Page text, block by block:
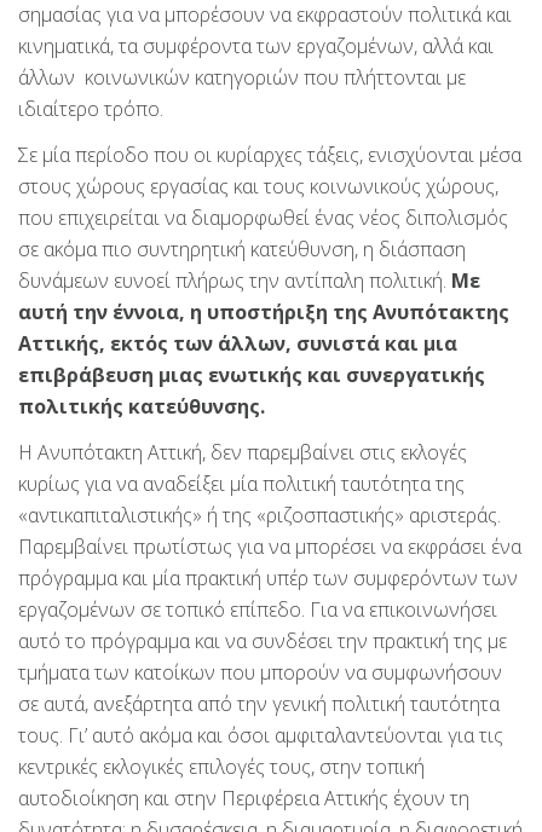
σημασίας για να μπορέσουν να εκφραστούν πολιτικά και
κινηματικά, τα συμφέροντα των εργαζομένων, αλλά και
άλλων κοινωνικών κατηγοριών που πλήττονται με
ιδιαίτερο τρόπο.
Σε μία περίοδο που οι κυρίαρχες τάξεις, ενισχύονται μέσα
στους χώρους εργασίας και τους κοινωνικούς χώρους,
που επιχειρείται να διαμορφωθεί ένας νέος διπολισμός
σε ακόμα πιο συντηρητική κατεύθυνση, η διάσπαση
δυνάμεων ευνοεί πλήρως την αντίπαλη πολιτική. Με
αυτή την έννοια, η υποστήριξη της Ανυπότακτης
Αττικής, εκτός των άλλων, συνιστά και μια
επιβράβευση μιας ενωτικής και συνεργατικής
πολιτικής κατεύθυνσης.
Η Ανυπότακτη Αττική, δεν παρεμβαίνει στις εκλογές
κυρίως για να αναδείξει μία πολιτική ταυτότητα της
«αντικαπιταλιστικής» ή της «ριζοσπαστικής» αριστεράς.
Παρεμβαίνει πρωτίστως για να μπορέσει να εκφράσει ένα
πρόγραμμα και μία πρακτική υπέρ των συμφερόντων των
εργαζομένων σε τοπικό επίπεδο. Για να επικοινωνήσει
αυτό το πρόγραμμα και να συνδέσει την πρακτική της με
τμήματα των κατοίκων που μπορούν να συμφωνήσουν
σε αυτά, ανεξάρτητα από την γενική πολιτική ταυτότητα
τους. Γι’ αυτό ακόμα και όσοι αμφιταλαντεύονται για τις
κεντρικές εκλογικές επιλογές τους, στην τοπική
αυτοδιοίκηση και στην Περιφέρεια Αττικής έχουν τη